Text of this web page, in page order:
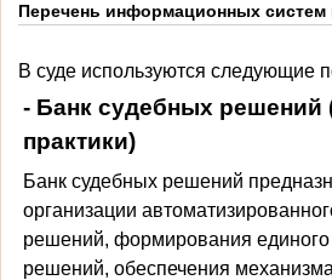
Перечень информационных систем
В суде используются следующие
- Банк судебных решений
практики)
Банк судебных решений
организации
решений, формирования единого
решений, обеспечения